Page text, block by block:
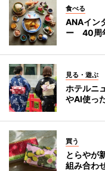
食べる
ANAイン
ー 40周
見る・遊ぶ
ホテルニ
やAI使っ
買う
とらやが
組み合わ